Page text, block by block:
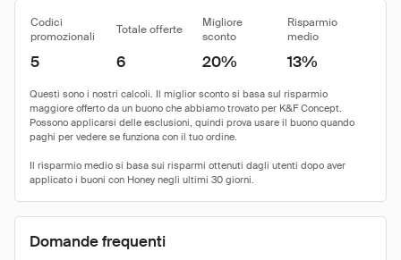
Codici
promozionali
Totale offerte
Migliore
sconto
Risparmio
medio
5 6 20% 13%
Domande frequenti